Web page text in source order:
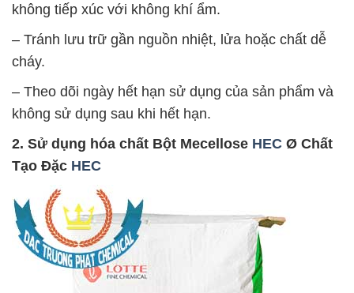
không tiếp xúc với không khí ẩm.
– Tránh lưu trữ gần nguồn nhiệt, lửa hoặc chất dễ
cháy.
– Theo dõi ngày hết hạn sử dụng của sản phẩm và
không sử dụng sau khi hết hạn.
2. Sử dụng hóa chất Bột Mecellose HEC Ø Chất
Tạo Đặc HEC